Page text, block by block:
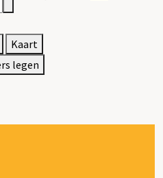
Kaart
legen